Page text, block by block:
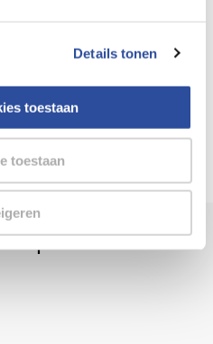
Details tonen
toestaan
toestaan
de hand
AlleFolders.
specialist